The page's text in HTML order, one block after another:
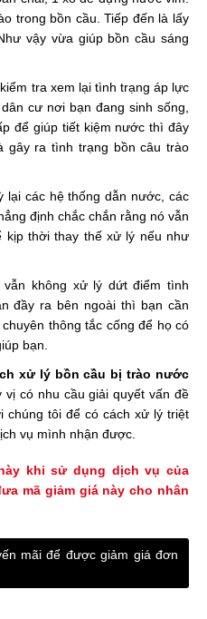
trong bồn cầu. Tiếp đến là lấy
vậy vừa giúp bồn cầu sáng
tra xem lại tình trạng áp lực
cư nơi bạn đang sinh sống,
để giúp tiết kiệm nước thì đây
gây ra tình trạng bồn câu trào
lại các hệ thống dẫn nước, các
định chắc chắn rằng nó vẫn
kịp thời thay thế xử lý nếu như
không xử lý dứt điểm tình
đầy ra bên ngoài thì bạn cần
thông tắc cống để họ có
bạn.
xử lý bồn cầu bị trào nước
có nhu cầu giải quyết vấn đề
chúng tôi để có cách xử lý triệt
vụ mình nhận được.
khi sử dụng dịch vụ của
mã giảm giá này cho nhân
mãi để được giảm giá đơn